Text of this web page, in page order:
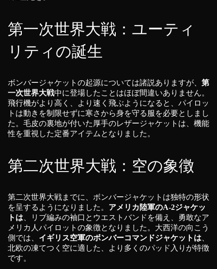
第一次世界大戦：ユーティ
リティの誕生
ボンバージャケットの起源については諸説ありますが、 第
一次世界大戦中に登場したことはほぼ間違いありません。
飛行機がより高く、より速く飛ぶようになると、パイロッ
トは動きを制限せずに寒さから身を守る服を必要としまし
た。毛皮の裏地が付いた厚手のレザージャケットは、機能
性を重視した定番アイテムとなりました。
第二次世界大戦：空の象徴
第二次世界大戦までに、ボンバージャケットは独特の形状
を呈するようになりました。 アメリカ陸軍のA-2ジャケッ
トは 、リブ編みの袖口とウエストバンドを備え、勇敢なア
メリカ人パイロットの象徴となりました。大西洋の向こう
側では、 イギリス空軍のボンバーコマンドジャケットは
北欧の凍てつく空に適した、より多くのパッド入りが特徴
です。